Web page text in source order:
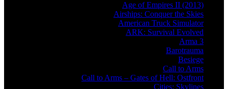
Age of Empires II (2013)
Airships: Conquer the Skies
American Truck Simulator
ARK: Survival Evolved
Arma 3
Barotrauma
Besiege
Call to Arms
Call to Arms – Gates of Hell: Ostfront
Cities: Skylines